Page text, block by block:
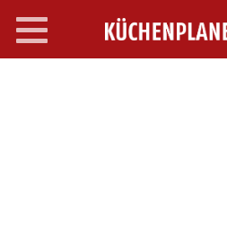
Toggle
navigation